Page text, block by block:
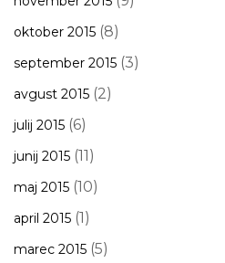
oktober 2015 (8)
september 2015 (3)
avgust 2015 (2)
julij 2015 (6)
junij 2015 (11)
maj 2015 (10)
april 2015 (1)
marec 2015 (5)